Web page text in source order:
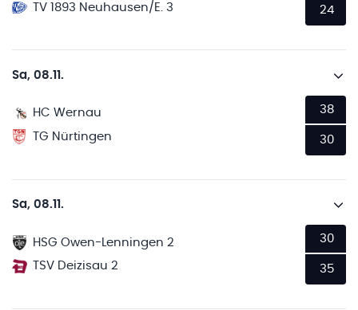
TV 1893 Neuhausen/E. 3
24
Sa, 08.11.
HC Wernau
TG Nürtingen
38
30
Sa, 08.11.
HSG Owen-Lenningen 2
TSV Deizisau 2
30
35